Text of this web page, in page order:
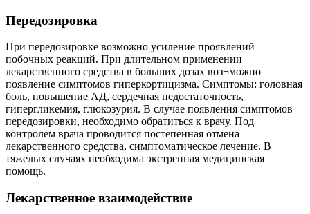
Передозировка
При передозировке возможно усиление проявлений
побочных реакций. При длительном применении
лекарственного средства в больших дозах воз¬можно
появление симптомов гиперкортицизма. Симптомы: головная
боль, повышение АД, сердечная недостаточность,
гипергликемия, глюкозурия. В случае появления симптомов
передозировки, необходимо обратиться к врачу. Под
контролем врача проводится постепенная отмена
лекарственного средства, симптоматическое лечение. В
тяжелых случаях необходима экстренная медицинская
помощь.
Лекарственное взаимодействие